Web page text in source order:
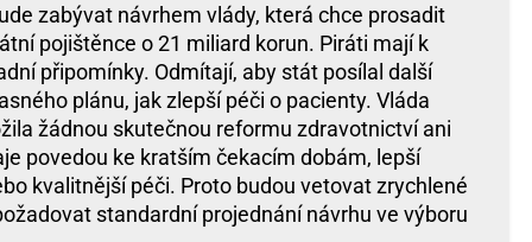
zabývat návrhem vlády, která chce prosadit
pojištěnce o 21 miliard korun. Piráti mají k
připomínky. Odmítají, aby stát posílal další
plánu, jak zlepší péči o pacienty. Vláda
žádnou skutečnou reformu zdravotnictví ani
povedou ke kratším čekacím dobám, lepší
kvalitnější péči. Proto budou vetovat zrychlené
standardní projednání návrhu ve výboru